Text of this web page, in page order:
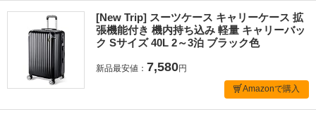
[New Trip] スーツケース キャリーケース 拡
張機能付き 機内持ち込み 軽量 キャリーバッ
ク Sサイズ 40L 2～3泊 ブラック色
新品最安値： 7,580円
Amazonで購入